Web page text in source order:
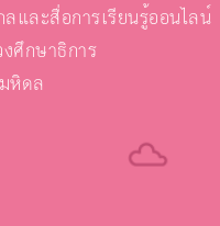
และสื่อการเรียนรู้ออนไลน์
ศึกษาธิการ
หิดล